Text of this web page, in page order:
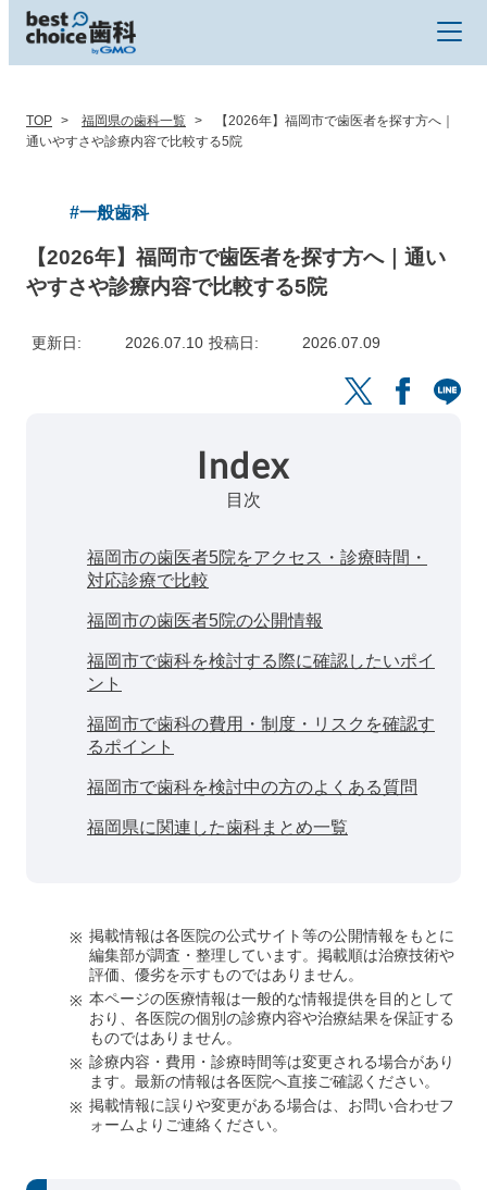
TOP 福岡県の歯科一覧
【2026年】福岡市で歯医者を探す方へ｜
通いやすさや診療内容で比較する5院
#一般歯科
【2026年】福岡市で歯医者を探す方へ｜通い
やすさや診療内容で比較する5院
更新日 2026.07.10 投稿日 2026.07.09
Index
目次
福岡市の歯医者5院をアクセス・診療時間・
対応診療で比較
福岡市の歯医者5院の公開情報
福岡市で歯科を検討する際に確認したいポイ
ント
福岡市で歯科の費用・制度・リスクを確認す
るポイント
福岡市で歯科を検討中の方のよくある質問
福岡県に関連した歯科まとめ一覧
掲載情報は各医院の公式サイト等の公開情報をもとに
編集部が調査・整理しています。掲載順は治療技術や
評価、優劣を示すものではありません。
本ページの医療情報は一般的な情報提供を目的として
おり、各医院の個別の診療内容や治療結果を保証する
ものではありません。
診療内容・費用・診療時間等は変更される場合があり
ます。最新の情報は各医院へ直接ご確認ください。
掲載情報に誤りや変更がある場合は、お問い合わせフ
ォームよりご連絡ください。